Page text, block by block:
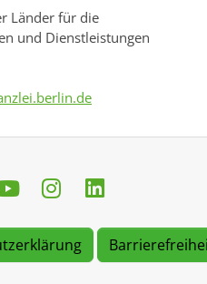
Länder für die
und Dienstleistungen